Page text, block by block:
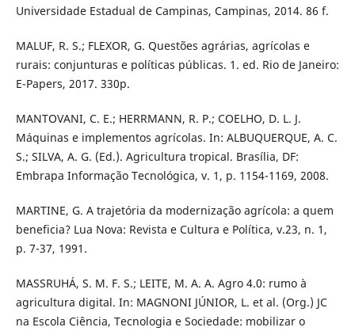
Universidade Estadual de Campinas, Campinas, 2014. 86 f.
MALUF, R. S.; FLEXOR, G. Questões agrárias, agrícolas e
rurais: conjunturas e políticas públicas. 1. ed. Rio de Janeiro:
E-Papers, 2017. 330p.
MANTOVANI, C. E.; HERRMANN, R. P.; COELHO, D. L. J.
Máquinas e implementos agrícolas. In: ALBUQUERQUE, A. C.
S.; SILVA, A. G. (Ed.). Agricultura tropical. Brasília, DF:
Embrapa Informação Tecnológica, v. 1, p. 1154-1169, 2008.
MARTINE, G. A trajetória da modernização agrícola: a quem
beneficia? Lua Nova: Revista e Cultura e Política, v.23, n. 1,
p. 7-37, 1991.
MASSRUHÁ, S. M. F. S.; LEITE, M. A. A. Agro 4.0: rumo à
agricultura digital. In: MAGNONI JÚNIOR, L. et al. (Org.) JC
na Escola Ciência, Tecnologia e Sociedade: mobilizar o